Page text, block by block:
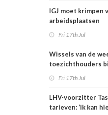
IGJ moet krimpen
arbeidsplaatsen
Fri 17th Jul
Wissels van de
toezichthouders
Fri 17th Jul
LHV-voorzitter
tarieven: ‘Ik kan